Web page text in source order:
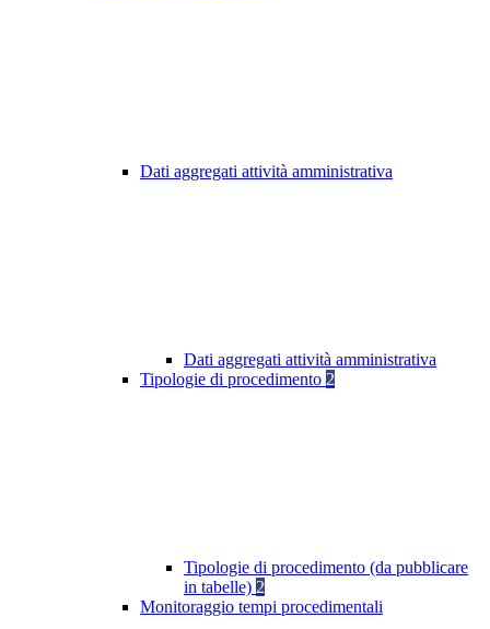
Dati aggregati attività amministrativa
Dati aggregati attività amministrativa
Tipologie di procedimento 2
Tipologie di procedimento (da pubblicare
in tabelle) 2
Monitoraggio tempi procedimentali